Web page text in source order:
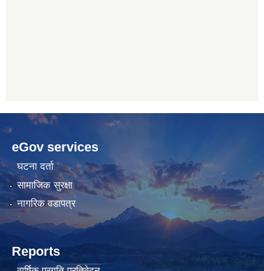
betwild
cratosroyalbet
bahis
siteleri
hdasianporns.net
lunadark.org
bahis
siteleri
eGov services
घटना दर्ता
सामाजिक सुरक्षा
नागरिक वडापत्र
Reports